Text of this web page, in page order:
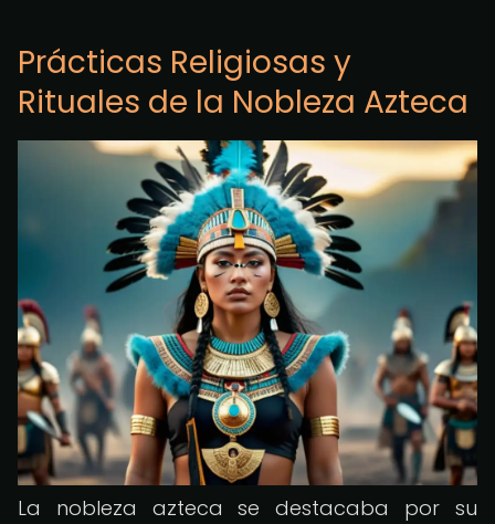
Prácticas Religiosas y
Rituales de la Nobleza Azteca
La nobleza azteca se destacaba por su